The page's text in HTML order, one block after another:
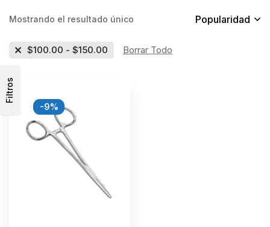
Filtros
Mostrando el resultado único Popularidad
$100.00 - $150.00 Borrar Todo
-9%